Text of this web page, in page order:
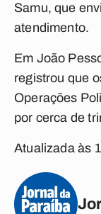
Samu, que
atendimento.
Em João
registrou que
Operações
por cerca de
Atualizada às